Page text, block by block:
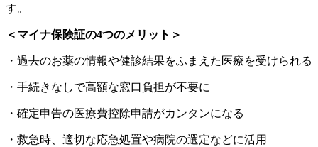
す。
＜マイナ保険証の4つのメリット＞
・過去のお薬の情報や健診結果をふまえた医療を受けられる
・手続きなしで高額な窓口負担が不要に
・確定申告の医療費控除申請がカンタンになる
・救急時、適切な応急処置や病院の選定などに活用